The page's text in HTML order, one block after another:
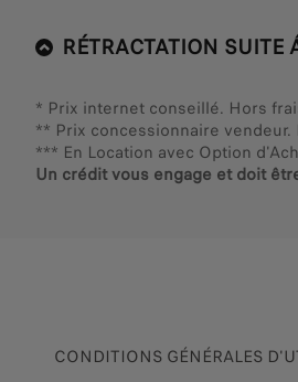
RÉTRACTATION
* Prix internet conseillé. Hors
** Prix concessionnaire
*** En Location avec Option
Un crédit vous engage et doit
CONDITIONS GÉNÉRALES